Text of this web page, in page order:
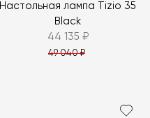
Настольная лампа Tizio 35
Black
44 135 ₽
49 040 ₽